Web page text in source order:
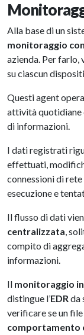
Alla base di un
monitoraggio
azienda. Per
su ciascun
Questi agent
attività quotidiane
di informazioni.
I dati registrati
effettuati,
connessioni di
esecuzione e
Il flusso di dati
centralizzata,
compito di
informazioni.
Il monitoraggio
distingue l’EDRda
verificare se un
comportamento